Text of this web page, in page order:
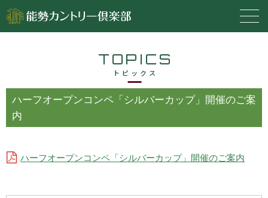
TOPICS
トピックス
ハーフオープンコンペ「シルバーカップ」開催のご案
内
ハーフオープンコンペ「シルバーカップ」開催のご案内